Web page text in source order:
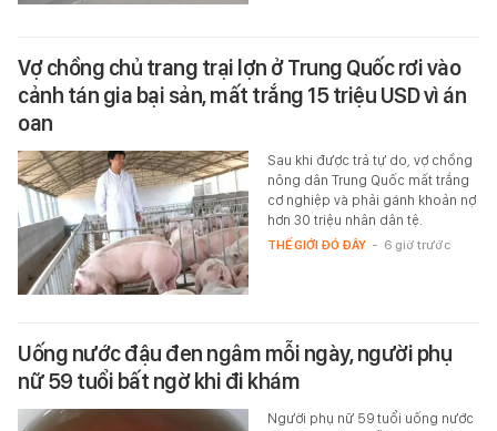
Vợ chồng chủ trang trại lợn ở Trung Quốc rơi vào
cảnh tán gia bại sản, mất trắng 15 triệu USD vì án
oan
Sau khi được trả tự do, vợ chồng
nông dân Trung Quốc mất trắng
cơ nghiệp và phải gánh khoản nợ
hơn 30 triệu nhân dân tệ.
THẾ GIỚI ĐÓ ĐÂY - 6 giờ trước
Uống nước đậu đen ngâm mỗi ngày, người phụ
nữ 59 tuổi bất ngờ khi đi khám
Người phụ nữ 59 tuổi uống nước